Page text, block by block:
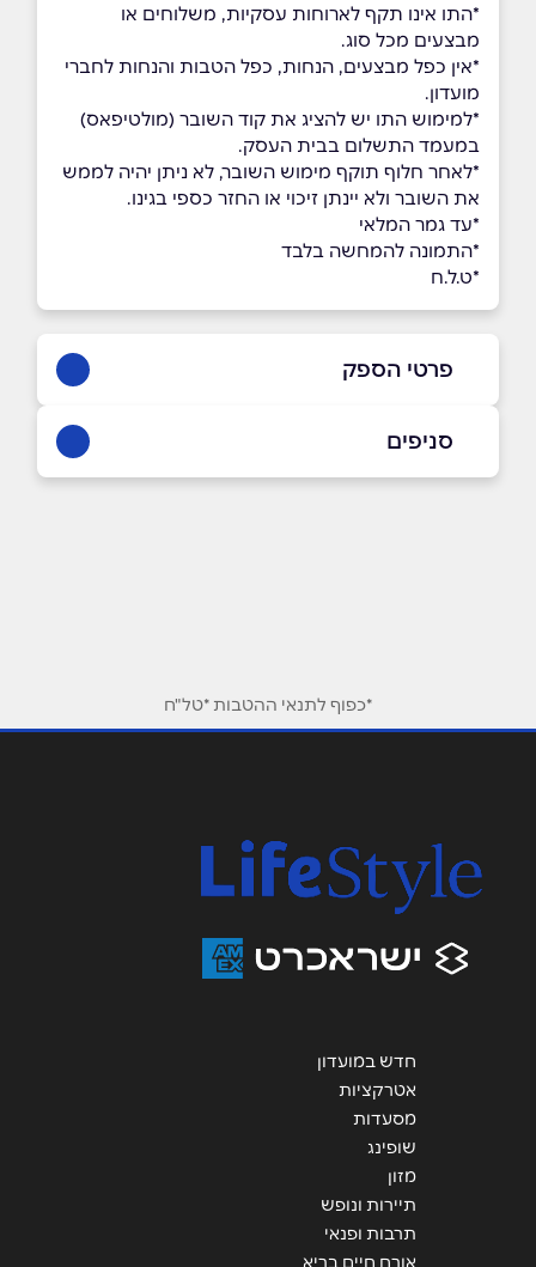
*התו אינו תקף לארוחות עסקיות, משלוחים או
מבצעים מכל סוג.
*אין כפל מבצעים, הנחות, כפל הטבות והנחות לחברי
מועדון.
*למימוש התו יש להציג את קוד השובר (מולטיפאס)
במעמד התשלום בבית העסק.
*לאחר חלוף תוקף מימוש השובר, לא ניתן יהיה לממש
את השובר ולא יינתן זיכוי או החזר כספי בגינו.
*עד גמר המלאי
*התמונה להמחשה בלבד
*ט.ל.ח
פרטי הספק
באתר בפייסבוק באינסטגרם
אנא חזרו אלי בקשר ל...
סניפים
*כפוף לתנאי ההטבות *טל"ח
חדש במועדון
אטרקציות
מסעדות
שופינג
מזון
תיירות ונופש
תרבות ופנאי
אורח חיים בריא